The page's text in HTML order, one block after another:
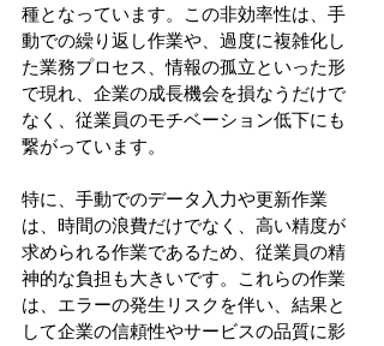
種となっています。この非効率性は、手
動での繰り返し作業や、過度に複雑化し
た業務プロセス、情報の孤立といった形
で現れ、企業の成長機会を損なうだけで
なく、従業員のモチベーション低下にも
繋がっています。
特に、手動でのデータ入力や更新作業
は、時間の浪費だけでなく、高い精度が
求められる作業であるため、従業員の精
神的な負担も大きいです。これらの作業
は、エラーの発生リスクを伴い、結果と
して企業の信頼性やサービスの品質に影